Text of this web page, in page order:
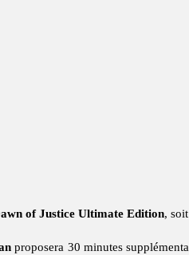
of Justice Ultimate Edition,
proposera 30 minutes